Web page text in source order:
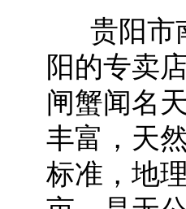
贵阳市
阳的专卖
闸蟹闻名
丰富，天
标准，地